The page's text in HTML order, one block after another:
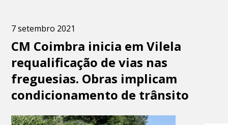
7 setembro 2021
CM Coimbra inicia em Vilela
requalificação de vias nas
freguesias. Obras implicam
condicionamento de trânsito